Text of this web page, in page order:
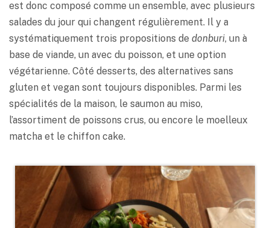
est donc composé comme un ensemble, avec plusieurs
salades du jour qui changent régulièrement. Il y a
systématiquement trois propositions de donburi, un à
base de viande, un avec du poisson, et une option
végétarienne. Côté desserts, des alternatives sans
gluten et vegan sont toujours disponibles. Parmi les
spécialités de la maison, le saumon au miso,
l’assortiment de poissons crus, ou encore le moelleux
matcha et le chiffon cake.